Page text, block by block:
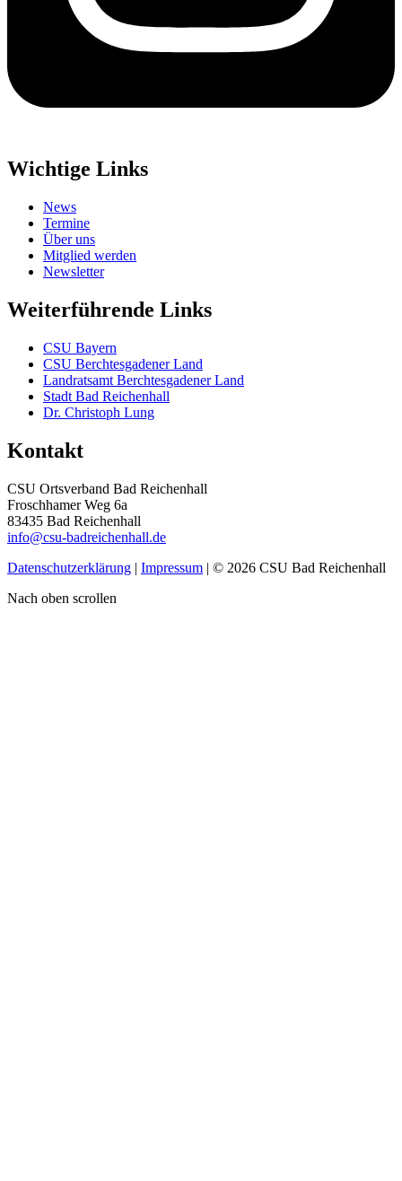
Wichtige Links
News
Termine
Über uns
Mitglied werden
Newsletter
Weiterführende Links
CSU Bayern
CSU Berchtesgadener Land
Landratsamt Berchtesgadener Land
Stadt Bad Reichenhall
Dr. Christoph Lung
Kontakt
CSU Ortsverband Bad Reichenhall
Froschhamer Weg 6a
83435 Bad Reichenhall
info@csu-badreichenhall.de
Datenschutzerklärung | Impressum | © 2026 CSU Bad Reichenhall
Nach oben scrollen